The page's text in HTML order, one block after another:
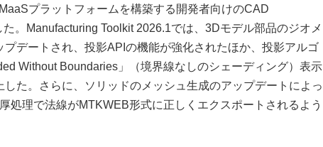
プラットフォームを構築する開発者向けのCAD
。Manufacturing Toolkit 2026.1では、3Dモデル部品のジオメ
デートされ、投影APIの機能が強化されたほか、投影アルゴ
Without Boundaries」（境界線なしのシェーディング）表示
た。さらに、ソリッドのメッシュ生成のアップデートによっ
処理で法線がMTKWEB形式に正しくエクスポートされるよう